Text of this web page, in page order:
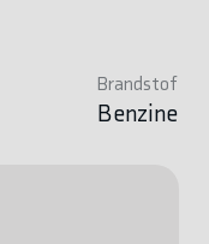
Brandstof
Benzine